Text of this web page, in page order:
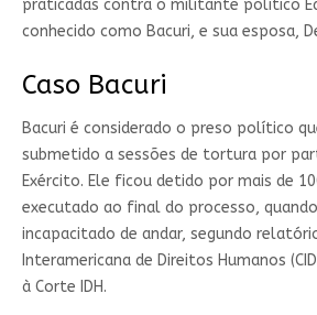
praticadas contra o militante político
conhecido como Bacuri, e sua esposa,
Caso Bacuri
Bacuri é considerado o preso político
submetido a sessões de tortura por
Exército. Ele ficou detido por mais de
executado ao final do processo,
incapacitado de andar, segundo
Interamericana de Direitos Humanos
à Corte IDH.